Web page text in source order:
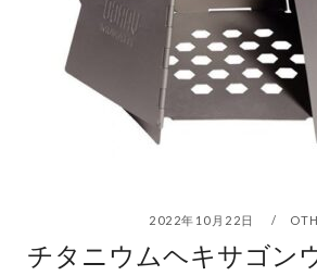
2022年10月22日
チタニウムヘキサゴン